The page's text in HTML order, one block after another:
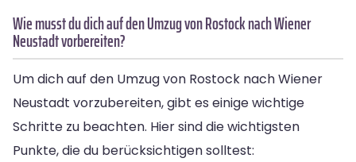
Wie musst du dich auf den Umzug von Rostock nach Wiener
Neustadt vorbereiten?
Um dich auf den Umzug von Rostock nach Wiener
Neustadt vorzubereiten, gibt es einige wichtige
Schritte zu beachten. Hier sind die wichtigsten
Punkte, die du berücksichtigen solltest: